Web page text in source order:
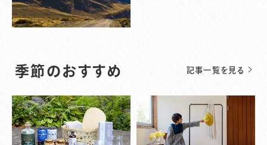
季節のおすすめ 記事一覧を見る